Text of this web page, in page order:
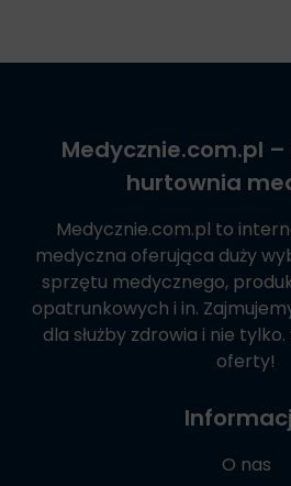
Medycznie.com.pl
hurtownia
Medycznie.com.pl to
medyczna oferująca duży
sprzętu medycznego,
opatrunkowych i in.
dla służby zdrowia i nie
oferty!
O nas